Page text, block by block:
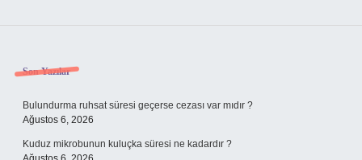
Sidebar
Son Yazılar
Bulundurma ruhsat süresi geçerse cezası var mıdır ?
Ağustos 6, 2026
Kuduz mikrobunun kuluçka süresi ne kadardır ?